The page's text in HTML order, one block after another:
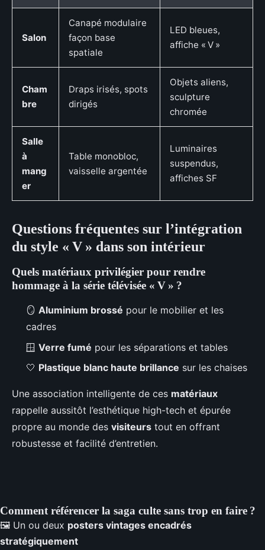
Salon
Canapé modulaire
façon base
spatiale
LED bleues,
affiche « V »
Cham
bre
Draps irisés, spots
dirigés
Objets aliens,
sculpture
chromée
Salle
à
mang
er
Table monobloc,
vaisselle argentée
Luminaires
suspendus,
affiches SF
Questions fréquentes sur l’intégration
du style « V » dans son intérieur
Quels matériaux privilégier pour rendre
hommage à la série télévisée « V » ?
🪞 Aluminium brossé pour le mobilier et les
cadres
🪟 Verre fumé pour les séparations et tables
🤍 Plastique blanc haute brillance sur les chaises
Une association intelligente de ces matériaux
rappelle aussitôt l’esthétique high-tech et épurée
propre au monde des visiteurs tout en offrant
robustesse et facilité d’entretien.
Comment référencer la saga culte sans trop en faire ?
🖼️ Un ou deux posters vintages encadrés
stratégiquement